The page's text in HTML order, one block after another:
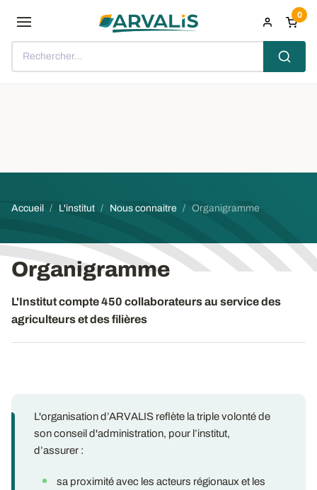
Rechercher...
0
Fil d'Ariane
Accueil L'institut Nous connaitre Organigramme
Organigramme
L'Institut compte 450 collaborateurs au service des
agriculteurs et des filières
L'organisation d’ARVALIS reflète la triple volonté de
son conseil d'administration, pour l’institut,
d’assurer :
sa proximité avec les acteurs régionaux et les